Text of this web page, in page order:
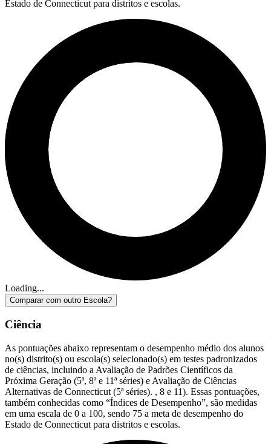
Estado de Connecticut para distritos e escolas.
Loading...
Comparar com outro Escola?
Ciência
As pontuações abaixo representam o desempenho médio dos alunos
no(s) distrito(s) ou escola(s) selecionado(s) em testes padronizados
de ciências, incluindo a Avaliação de Padrões Científicos da
Próxima Geração (5ª, 8ª e 11ª séries) e Avaliação de Ciências
Alternativas de Connecticut (5ª séries). , 8 e 11). Essas pontuações,
também conhecidas como “Índices de Desempenho”, são medidas
em uma escala de 0 a 100, sendo 75 a meta de desempenho do
Estado de Connecticut para distritos e escolas.